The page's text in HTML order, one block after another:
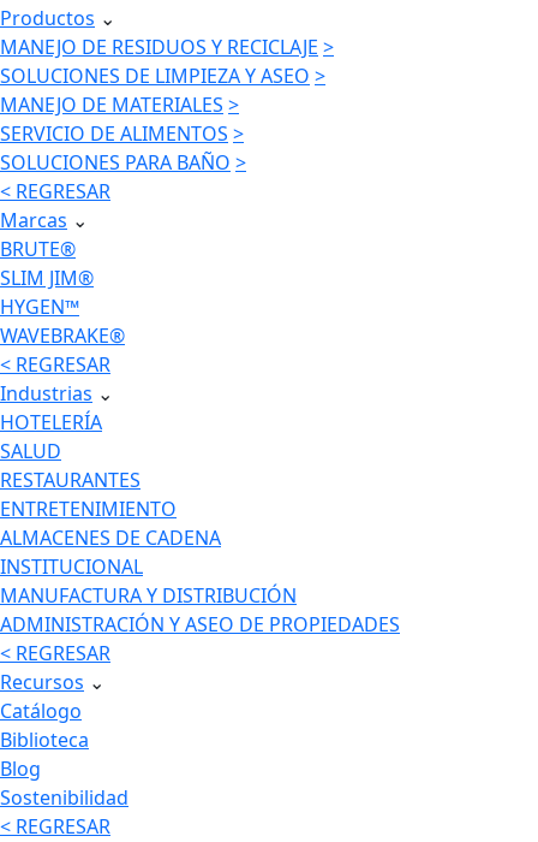
Productos ⌄
MANEJO DE RESIDUOS Y RECICLAJE >
SOLUCIONES DE LIMPIEZA Y ASEO >
MANEJO DE MATERIALES >
SERVICIO DE ALIMENTOS >
SOLUCIONES PARA BAÑO >
< REGRESAR
Marcas ⌄
BRUTE®
SLIM JIM®
HYGEN™
WAVEBRAKE®
< REGRESAR
Industrias ⌄
HOTELERÍA
SALUD
RESTAURANTES
ENTRETENIMIENTO
ALMACENES DE CADENA
INSTITUCIONAL
MANUFACTURA Y DISTRIBUCIÓN
ADMINISTRACIÓN Y ASEO DE PROPIEDADES
< REGRESAR
Recursos ⌄
Catálogo
Biblioteca
Blog
Sostenibilidad
< REGRESAR